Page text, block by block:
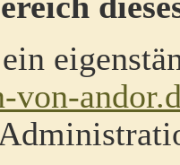
von-